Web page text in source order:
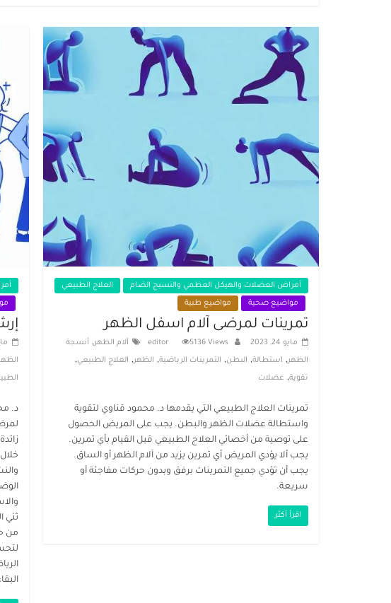
أمراض العضلات والهيكل العظمي والنسيج الضام العلاج الطبيعي
مواضيع صحية مواضيع طبية
تمرينات لمرضى آلام اسفل الظهر
مايو 24, 2023 editor 5136 Views آلام الظهر, أنسجة
الظهر, استطالة, البطن, التمرينات الرياضية, الظهر, العلاج الطبيعي,
تقوية, عضلات
تمرينات العلاج الطبيعي التي يقدمها د. محمود قناوي لتقوية
واستطالة عضلات الظهر والبطن. يجب على المريض الحصول
على توصية من أخصائي العلاج الطبيعي قبل القيام بأي تمرين.
يجب ألا يؤدي المريض أي تمرين يزيد من آلام الظهر أو الساق.
يجب أن تؤدي جميع التمرينات برفق وبدون حركات مفاجئة أو
سريعة.
اقرأ أكثر
مايو
د.
ثني